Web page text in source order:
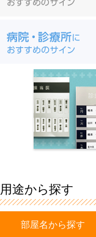
用途から探す
部屋名から探す